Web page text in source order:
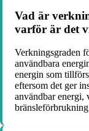
Vad är
varför är det
Verkningsgraden
användbara
energin som
eftersom det ger
användbar energi,